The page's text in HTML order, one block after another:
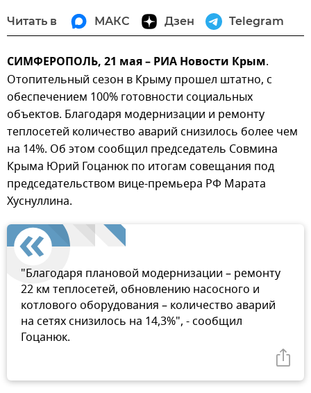
Читать в МАКС Дзен Telegram
СИМФЕРОПОЛЬ, 21 мая – РИА Новости Крым.
Отопительный сезон в Крыму прошел штатно, с
обеспечением 100% готовности социальных
объектов. Благодаря модернизации и ремонту
теплосетей количество аварий снизилось более чем
на 14%. Об этом сообщил председатель Совмина
Крыма Юрий Гоцанюк по итогам совещания под
председательством вице-премьера РФ Марата
Хуснуллина.
"Благодаря плановой модернизации – ремонту
22 км теплосетей, обновлению насосного и
котлового оборудования – количество аварий
на сетях снизилось на 14,3%", - сообщил
Гоцанюк.